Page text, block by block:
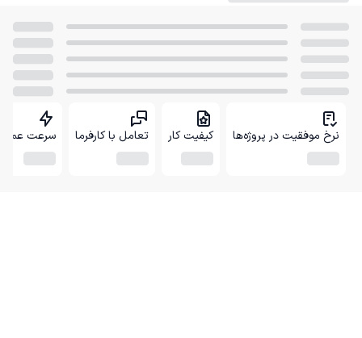
نرخ موفقیت در پروژه‌ها کیفیت کار تعامل با کارفرما سرعت عمل